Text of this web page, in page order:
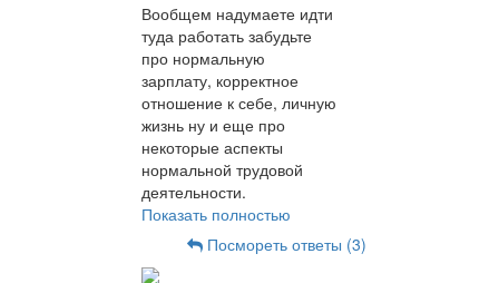
Вообщем надумаете идти
туда работать забудьте
про нормальную
зарплату, корректное
отношение к себе, личную
жизнь ну и еще про
некоторые аспекты
нормальной трудовой
деятельности.
Показать полностью
Посмореть ответы (3)